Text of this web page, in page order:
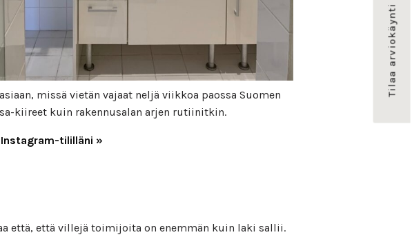
Tilaa arviokäynti
missä vietän vajaat neljä viikkoa paossa Suomen
kiireet kuin rakennusalan arjen rutiinitkin.
Instagram-tililläni »
että, että villejä toimijoita on enemmän kuin laki sallii.